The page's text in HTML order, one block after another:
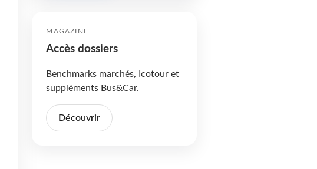
MAGAZINE
Accès dossiers
Benchmarks marchés, Icotour et
suppléments Bus&Car.
Découvrir